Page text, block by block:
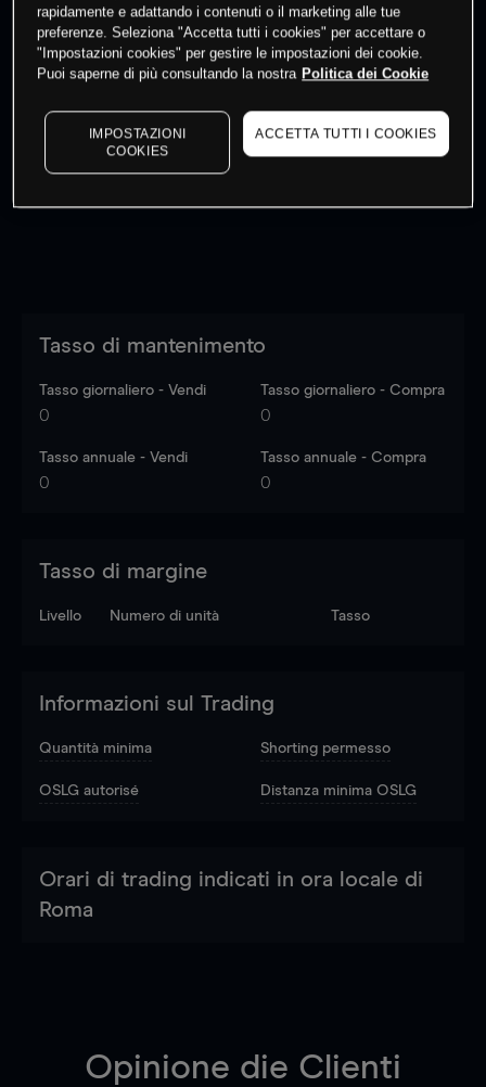
I prezzi sono solo indicativi. Accediper vedere gli ultimi
dati di mercato
to see latest market data
Tasso di mantenimento
Tasso giornaliero - Vendi
0
Tasso giornaliero - Compra
0
Tasso annuale - Vendi
0
Tasso annuale - Compra
0
Tasso di margine
Livello Numero di unità Tasso
Informazioni sul Trading
Quantità minima Shorting permesso
OSLG autorisé Distanza minima OSLG
Orari di trading indicati in ora locale di
Roma
Opinione die Clienti
rapidamente e adattando i contenuti o il marketing alle tue
preferenze. Seleziona "Accetta tutti i cookies" per accettare o
"Impostazioni cookies" per gestire le impostazioni dei cookie.
Puoi saperne di più consultando la nostra Politica dei Cookie
IMPOSTAZIONI
COOKIES
ACCETTA TUTTI I COOKIES